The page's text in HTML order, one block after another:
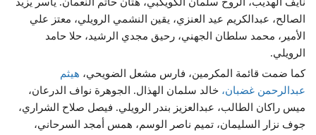
نايف الهديب، الروح سلمان الكويكبي، هتان حاتم النعمان. ياسر يزيد
الصالح، عبدالكريم عيد العنزي، يقين النشمي الرويلي، معتز علي
الأمير، محمد سلطان الجهني، رحيق مجدي الرشيد، حلا حامد
الرويلي.
كما ضمت قائمة المكرمين، فارس مشعل الضويحي، هيثم
عبدالرحمن غضبان، خالد سلمان الهذال. الجوهرة نواف الدرعان،
ميس راكان الطالب، عبدالعزيز بندر الرويلي. فيصل صلاح الشراري،
جوف نزار السليمان، تميم ناصر الوسم، همس أمجد السرحاني،